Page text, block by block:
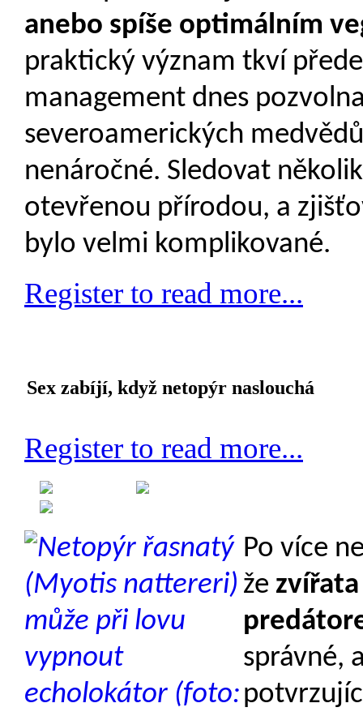
anebo spíše optimálním
praktický význam tkví
management dnes
severoamerických
nenáročné. Sledovat
otevřenou přírodou, a
bylo velmi komplikované.
Register to read more...
Sex zabíjí, když netopýr naslouchá
Register to read more...
Po více
že
správné,